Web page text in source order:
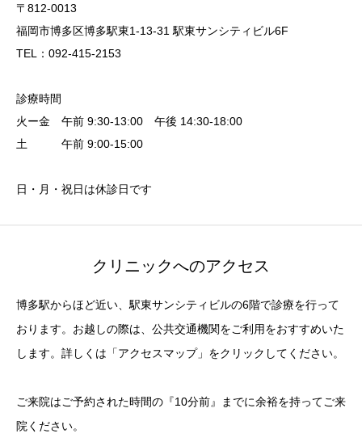
〒812-0013
福岡市博多区博多駅東1-13-31 駅東サンシティビル6F
TEL：092-415-2153
診療時間
火ー金 午前 9:30-13:00 午後 14:30-18:00
土 午前 9:00-15:00
日・月・祝日は休診日です
クリニックへのアクセス
博多駅からほど近い、駅東サンシティビルの6階で診療を行って
おります。お越しの際は、公共交通機関をご利用をおすすめいた
します。詳しくは「アクセスマップ」をクリックしてください。
ご来院はご予約された時間の『10分前』までに余裕を持ってご来
院ください。